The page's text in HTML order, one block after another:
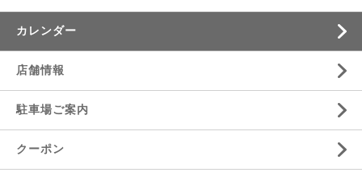
カレンダー
店舗情報
駐車場ご案内
クーポン